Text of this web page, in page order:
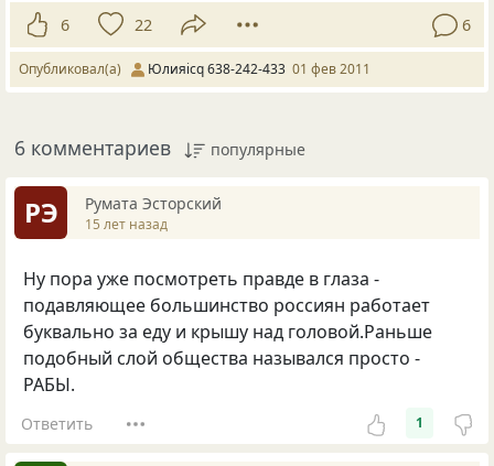
6 22 6
Опубликовал(а) Юлияicq 638-242-433 01 фев 2011
6 комментариев популярные
РЭ Румата Эсторский
15 лет назад
Ну пора уже посмотреть правде в глаза -
подавляющее большинство россиян работает
буквально за еду и крышу над головой.Раньше
подобный слой общества назывался просто -
РАБЫ.
Ответить 1